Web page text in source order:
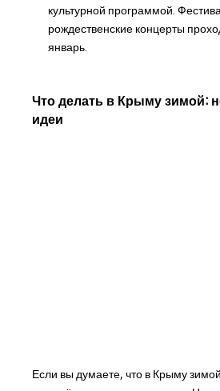
культурной программой.
рождественские концерты
январь.
Что делать в Крыму зимой:
идеи
Если вы думаете, что в Крыму